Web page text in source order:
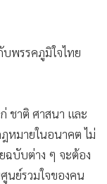
พรรคภูมิใจไทย
ชาติ ศาสนา และ
หมายในอนาคต ไม่
ฉบับต่าง ๆ จะต้อง
ย์รวมใจของคน